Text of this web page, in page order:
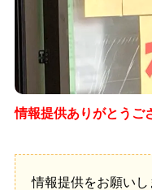
情報提供ありがとうご
情報提供をお願い